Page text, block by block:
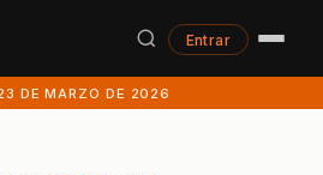
Entrar
DE MARZO DE 2026